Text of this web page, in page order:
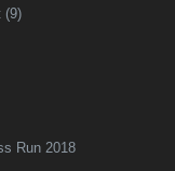
(9)
Run 2018